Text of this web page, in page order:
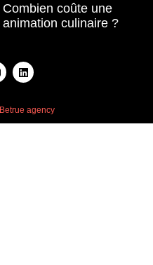
Combien coûte une
animation culinaire ?
Betrue agency